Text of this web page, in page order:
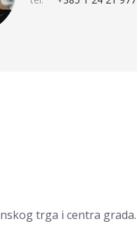
trga i centra grada.